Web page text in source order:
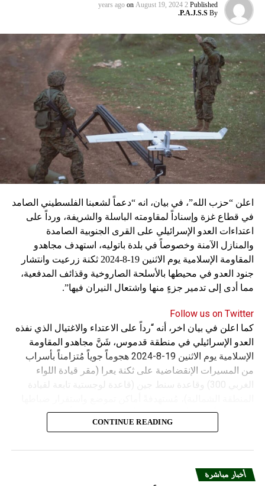
نسبه الحزب الى إسرائيل”.
Published
2 years ago
on August 19, 2024
By
P.A.J.S.S.
اعلن “حزب الله”، في بيان، انه “دعماً لشعبنا الفلسطيني الصامد
في قطاع غزة وإسناداً لمقاومته الباسلة ‌‏‌‏‌والشريفة، ورداً على
اعتداءات العدو الإسرائيلي على القرى الجنوبية الصامدة
والمنازل الآمنة وخصوصاً في بلدة باتوليه، استهدف مجاهدو
المقاومة الإسلامية يوم الاثنين 19-8-2024 ثكنة زرعيت وانتشار
جنود العدو في محيطها بالأسلحة الصاروخية وقذائف المدفعية،
مما أدى إلى تدمير جزءٍ منها واشتعال النيران فيها”.
Follow us on Twitter
كما اعلن في بيان اخر، أنه “رداً على الاعتداء والاغتيال الذي نفذه
العدو الإسرائيلي في منطقة قدموس، شَنَّ مجاهدو المقاومة
الإسلامية يوم الاثنين 19-8-2024 هجوماً جوياً مُتزامناً بأسراب
من المسيرات الإنقضاضية على ثكنة يعرا (مقر قيادة اللواء
الغربي 300) وقاعدة سنط جين (قاعدة لوجستية تابعة لقيادة
وجنودها وأصابت أهدافها بدقة وأوقعت فيهم عدداً من القتلى
CONTINUE READING
أخبار مباشرة